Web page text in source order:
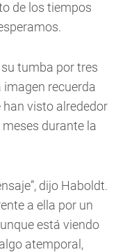
de los tiempos
tumba por tres
imagen recuerda
visto alrededor
durante la
dijo Haboldt.
a ella por un
está viendo
atemporal,